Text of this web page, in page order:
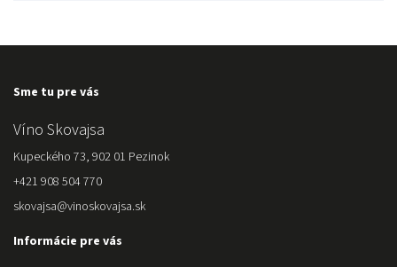
Sme tu pre vás
Víno Skovajsa
Kupeckého 73, 902 01 Pezinok
+421 908 504 770
skovajsa@vinoskovajsa.sk
Informácie pre vás